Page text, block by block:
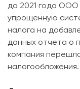
до 2021 года ООО
упрощенную
налога на
данных отчета о
компания
налогообложения.